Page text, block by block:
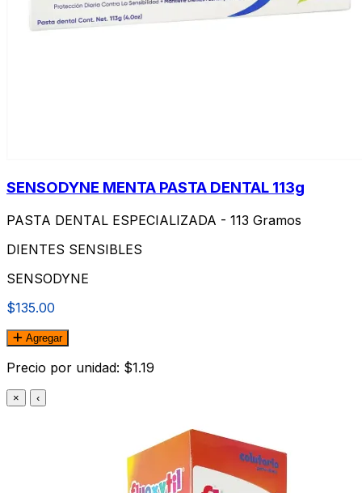
SENSODYNE MENTA PASTA DENTAL 113g
PASTA DENTAL ESPECIALIZADA - 113 Gramos
DIENTES SENSIBLES
SENSODYNE
$135.00
Agregar
Precio por unidad: $1.19
× ‹